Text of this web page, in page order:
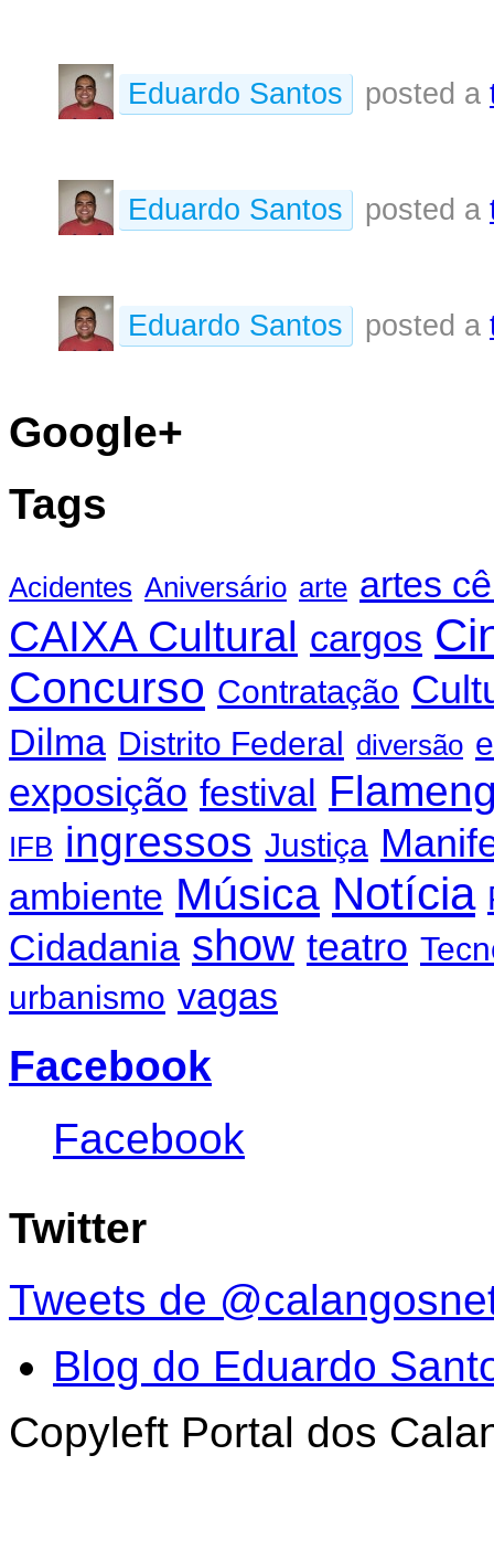
Eduardo Santos posted a
Eduardo Santos posted a
Eduardo Santos posted a
Google+
Tags
Acidentes Aniversário arte artes
CAIXA Cultural cargos
Concurso Contratação
Dilma Distrito Federal diversão
exposição festival
IFB ingressos Justiça
ambiente Música Notícia
Cidadania show teatro
urbanismo vagas
Facebook
Facebook
Twitter
Tweets de
Blog do Eduardo
Copyleft Portal dos